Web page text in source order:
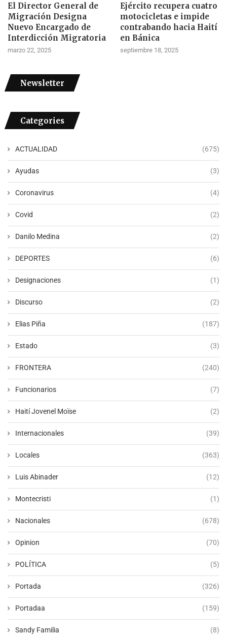
El Director General de
Migración Designa
Nuevo Encargado de
Interdicción Migratoria
marzo 22, 2025
Ejército recupera cuatro
motocicletas e impide
contrabando hacia Haití
en Bánica
septiembre 18, 2025
Newsletter
Categories
ACTUALIDAD (675)
Ayudas (3)
Coronavirus (4)
Covid (2)
Danilo Medina (2)
DEPORTES (6)
Designaciones (1)
Discurso (2)
Elias Piña (187)
Estado (3)
FRONTERA (240)
Funcionarios (7)
Haití Jovenel Moïse (2)
Internacionales (39)
Locales (363)
Luis Abinader (12)
Montecristi (1)
Nacionales (678)
Opinion (70)
POLÍTICA (5)
Portada (326)
Portadaa (159)
Sandy Familia (8)